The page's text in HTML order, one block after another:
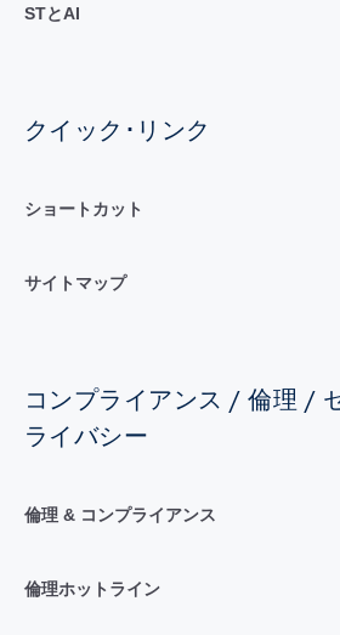
STとAI
クイック･リンク
ショートカット
サイトマップ
コンプライアンス / 倫理 /
ライバシー
倫理 & コンプライアンス
倫理ホットライン